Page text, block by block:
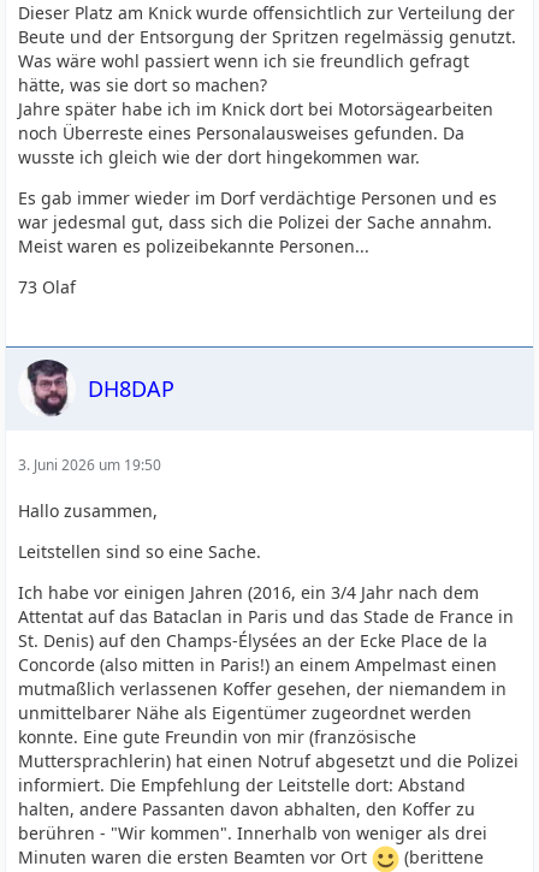
Dieser Platz am Knick wurde offensichtlich zur Verteilung der
Beute und der Entsorgung der Spritzen regelmässig genutzt.
Was wäre wohl passiert wenn ich sie freundlich gefragt
hätte, was sie dort so machen?
Jahre später habe ich im Knick dort bei Motorsägearbeiten
noch Überreste eines Personalausweises gefunden. Da
wusste ich gleich wie der dort hingekommen war.
Es gab immer wieder im Dorf verdächtige Personen und es
war jedesmal gut, dass sich die Polizei der Sache annahm.
Meist waren es polizeibekannte Personen...
73 Olaf
DH8DAP
3. Juni 2026 um 19:50
Hallo zusammen,
Leitstellen sind so eine Sache.
Ich habe vor einigen Jahren (2016, ein 3/4 Jahr nach dem
Attentat auf das Bataclan in Paris und das Stade de France in
St. Denis) auf den Champs-Élysées an der Ecke Place de la
Concorde (also mitten in Paris!) an einem Ampelmast einen
mutmaßlich verlassenen Koffer gesehen, der niemandem in
unmittelbarer Nähe als Eigentümer zugeordnet werden
konnte. Eine gute Freundin von mir (französische
Muttersprachlerin) hat einen Notruf abgesetzt und die Polizei
informiert. Die Empfehlung der Leitstelle dort: Abstand
halten, andere Passanten davon abhalten, den Koffer zu
berühren - "Wir kommen". Innerhalb von weniger als drei
Minuten waren die ersten Beamten vor Ort
(berittene